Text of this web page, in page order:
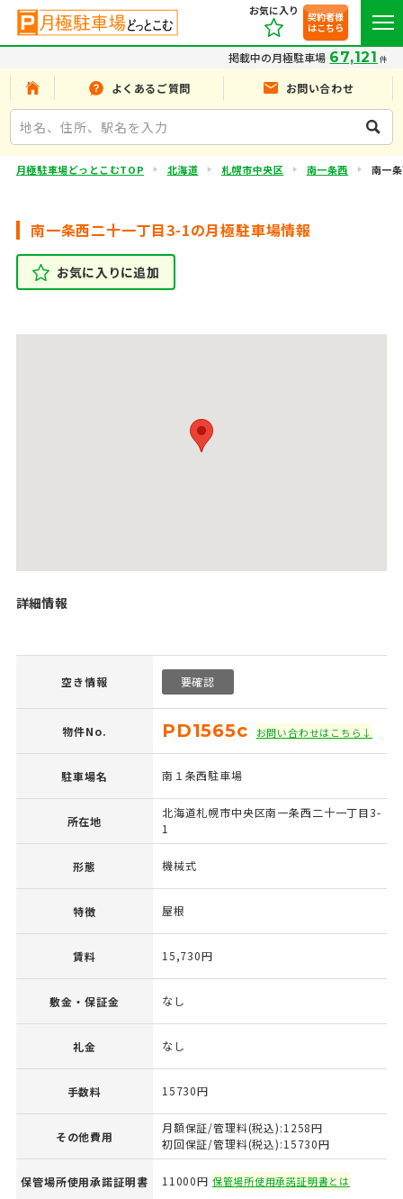
お気に入り
契約者様
はこちら
掲載中の月極駐車場 67,121 件
よくあるご質問 お問い合わせ
月極駐車場どっとこむTOP 北海道 札幌市中央区 南一条西 南一
南一条西二十一丁目3-1の月極駐車場情報
お気に入りに追加
詳細情報
空き情報 要確認
物件No. PD1565c お問い合わせはこちら↓
駐車場名 南１条西駐車場
所在地
北海道札幌市中央区南一条西二十一丁目3-
1
形態 機械式
特徴 屋根
賃料 15,730円
敷金・保証金 なし
礼金 なし
手数料 15730円
その他費用
月額保証/管理料(税込):1258円
初回保証/管理料(税込):15730円
保管場所使用承諾証明書 11000円 保管場所使用承諾証明書とは